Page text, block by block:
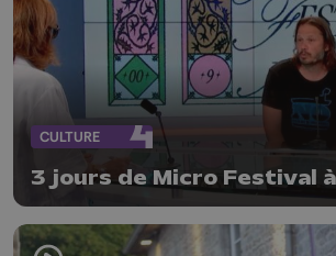
CULTURE
3 jours de Micro Festival